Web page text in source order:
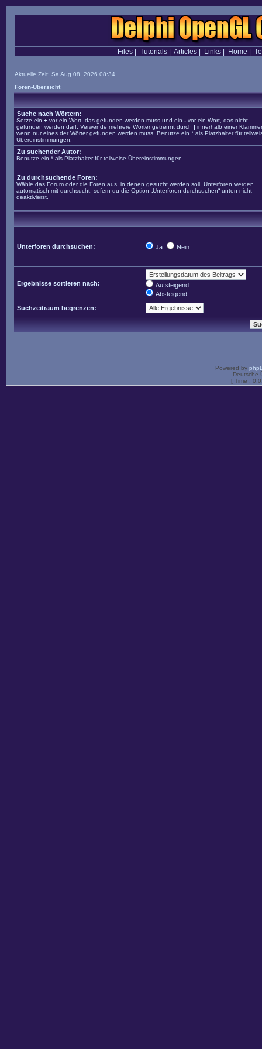
Files| Tutorials| Articles| Links| Home
Aktuelle Zeit: Sa Aug 08, 2026 08:34
Foren-Übersicht
Suche nach Wörtern:
Setze ein + vor ein Wort, das gefunden werden muss und ein - vor ein Wort, das nicht
gefunden werden darf. Verwende mehrere Wörter getrennt durch | innerhalb einer
wenn nur eines der Wörter gefunden werden muss. Benutze ein * als Platzhalter für
Übereinstimmungen.
Zu suchender Autor:
Benutze ein * als Platzhalter für teilweise Übereinstimmungen.
Zu durchsuchende Foren:
Wähle das Forum oder die Foren aus, in denen gesucht werden soll. Unterforen werden
automatisch mit durchsucht, sofern du die Option „Unterforen durchsuchen“ unten nicht
deaktivierst.
Unterforen durchsuchen: Ja Nein
Ergebnisse sortieren nach:
Aufsteigend
Absteigend
Suchzeitraum begrenzen:
Powered by
Deutsche
[ Time :